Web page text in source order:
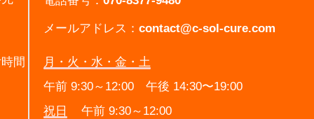
メールアドレス：contact@c-sol-cure.com
間
月・火・水・金・土
午前 9:30～12:00 午後 14:30〜19:00
祝日
午前 9:30～12:00